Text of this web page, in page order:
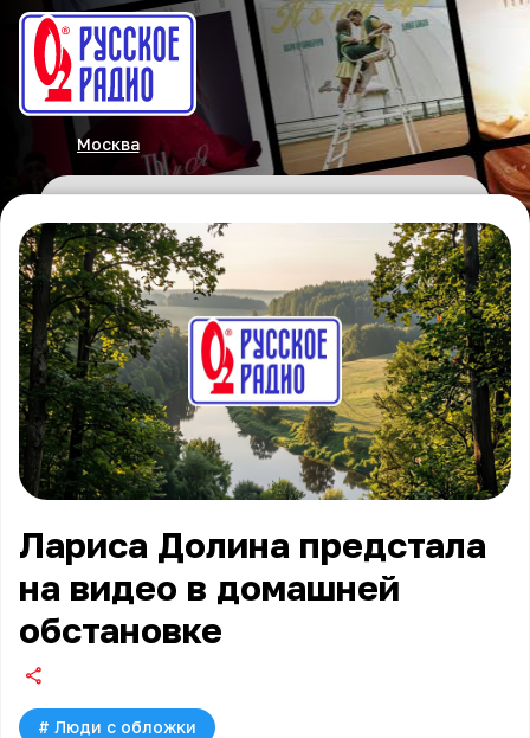
Москва
Лариса Долина предстала
на видео в домашней
обстановке
# Люди с обложки